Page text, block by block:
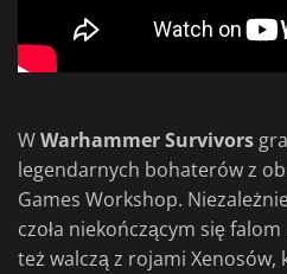
WWarhammer Survivors
legendarnych bohaterów z
Games Workshop.
czoła niekończącym się
też walczą z rojami